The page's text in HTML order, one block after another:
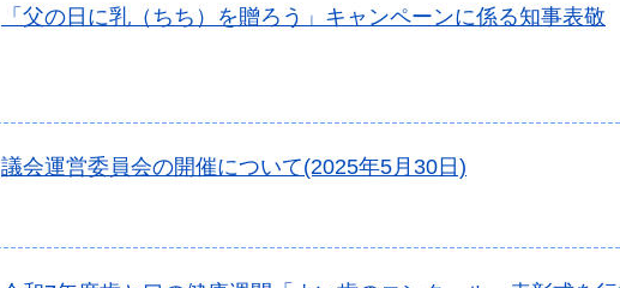
「父の日に乳（ちち）を贈ろう」キャンペーンに係る知事表敬
議会運営委員会の開催について(2025年5月30日)